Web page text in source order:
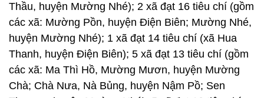
Thầu, huyện Mường Nhé); 2 xã đạt 16 tiêu chí (gồm
các xã: Mường Pồn, huyện Điện Biên; Mường Nhé,
huyện Mường Nhé); 1 xã đạt 14 tiêu chí (xã Hua
Thanh, huyện Điện Biên); 5 xã đạt 13 tiêu chí (gồm
các xã: Ma Thì Hồ, Mường Mươn, huyện Mường
Chà; Chà Nưa, Nà Bủng, huyện Nậm Pồ; Sen